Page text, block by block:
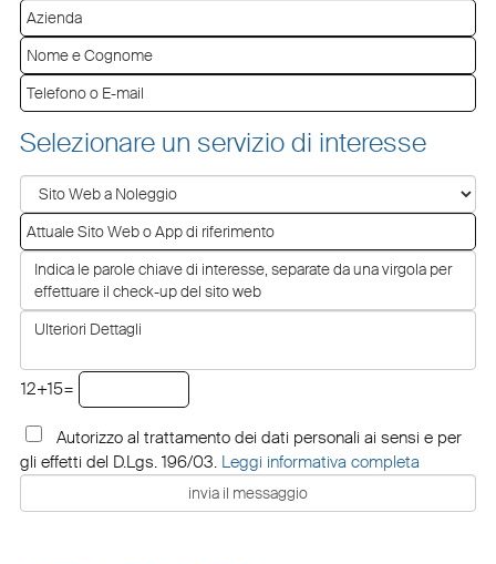
Selezionare un servizio di interesse
12+15=
Autorizzo al trattamento dei dati personali ai sensi e per
gli effetti del D.Lgs. 196/03. Leggi informativa completa